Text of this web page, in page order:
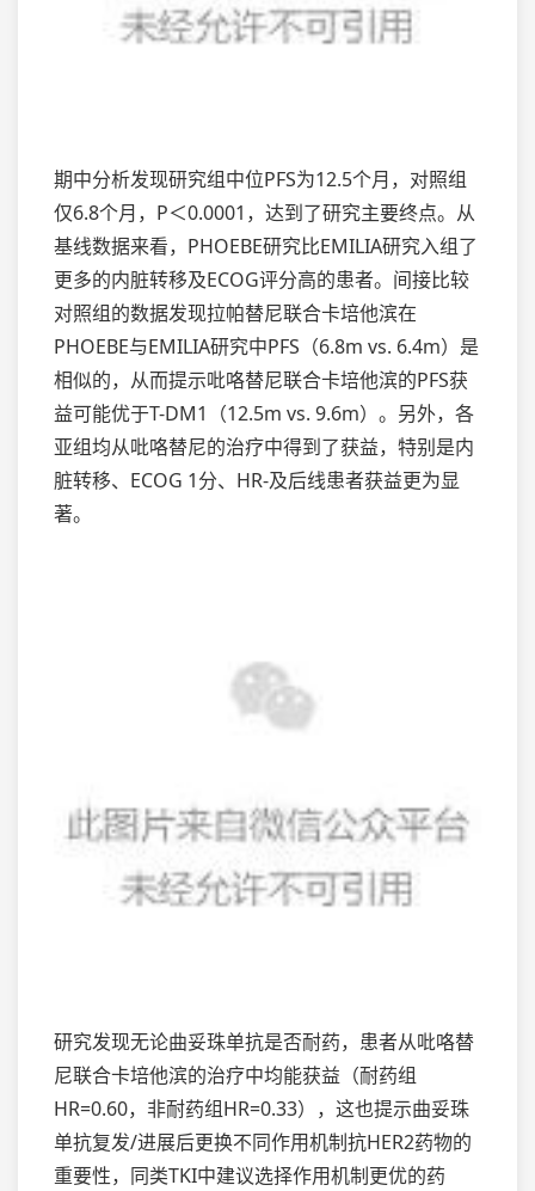
期中分析发现研究组中位PFS为12.5个月，对照组
仅6.8个月，P＜0.0001，达到了研究主要终点。从
基线数据来看，PHOEBE研究比EMILIA研究入组了
更多的内脏转移及ECOG评分高的患者。间接比较
对照组的数据发现拉帕替尼联合卡培他滨在
PHOEBE与EMILIA研究中PFS（6.8m vs. 6.4m）是
相似的，从而提示吡咯替尼联合卡培他滨的PFS获
益可能优于T-DM1（12.5m vs. 9.6m）。另外，各
亚组均从吡咯替尼的治疗中得到了获益，特别是内
脏转移、ECOG 1分、HR-及后线患者获益更为显
著。
研究发现无论曲妥珠单抗是否耐药，患者从吡咯替
尼联合卡培他滨的治疗中均能获益（耐药组
HR=0.60，非耐药组HR=0.33），这也提示曲妥珠
单抗复发/进展后更换不同作用机制抗HER2药物的
重要性，同类TKI中建议选择作用机制更优的药